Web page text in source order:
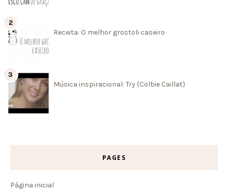
Receita: O melhor grostoli caseiro
Música inspiracional: Try (Colbie Caillat)
PAGES
Página inicial